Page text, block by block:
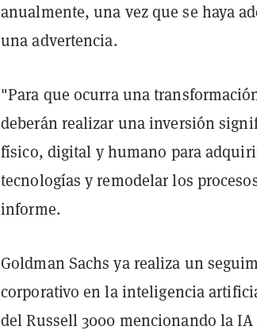
anualmente, una vez que se haya
una advertencia.
"Para que ocurra una
deberán realizar una inversión
físico, digital y humano para
tecnologías y remodelar los
informe.
Goldman Sachs ya realiza un
corporativo en la inteligencia
del Russell 3000 mencionando la